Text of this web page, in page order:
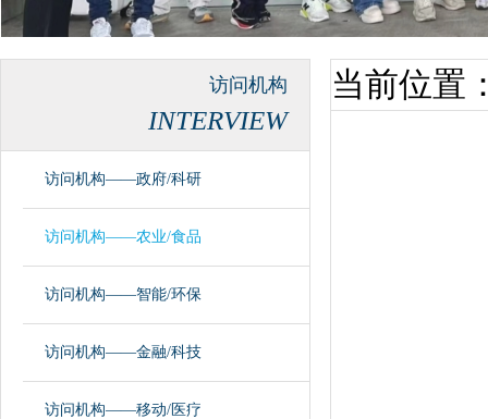
访问机构
INTERVIEW
访问机构——政府/科研
访问机构——农业/食品
访问机构——智能/环保
访问机构——金融/科技
访问机构——移动/医疗
当前位置